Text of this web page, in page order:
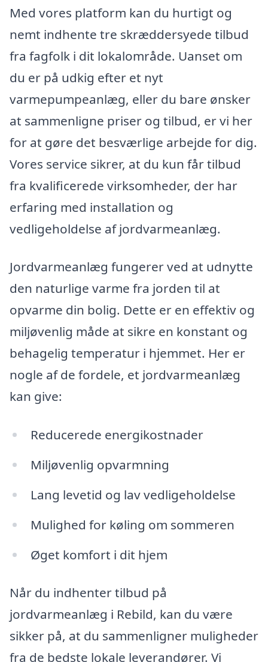
Med vores platform kan du hurtigt og
nemt indhente tre skræddersyede tilbud
fra fagfolk i dit lokalområde. Uanset om
du er på udkig efter et nyt
varmepumpeanlæg, eller du bare ønsker
at sammenligne priser og tilbud, er vi her
for at gøre det besværlige arbejde for dig.
Vores service sikrer, at du kun får tilbud
fra kvalificerede virksomheder, der har
erfaring med installation og
vedligeholdelse af jordvarmeanlæg.
Jordvarmeanlæg fungerer ved at udnytte
den naturlige varme fra jorden til at
opvarme din bolig. Dette er en effektiv og
miljøvenlig måde at sikre en konstant og
behagelig temperatur i hjemmet. Her er
nogle af de fordele, et jordvarmeanlæg
kan give:
Reducerede energikostnader
Miljøvenlig opvarmning
Lang levetid og lav vedligeholdelse
Mulighed for køling om sommeren
Øget komfort i dit hjem
Når du indhenter tilbud på
jordvarmeanlæg i Rebild, kan du være
sikker på, at du sammenligner muligheder
fra de bedste lokale leverandører. Vi